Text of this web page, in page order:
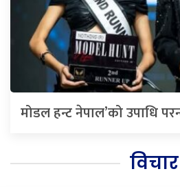
मोडल हन्ट नेपाल’को उपाधि
विचार